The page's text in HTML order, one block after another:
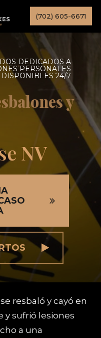
(702) 605-6671
DEDICADOS A
PERSONALES
DISPONIBLES 24/7
y
NV
resbaló y cayó en
y sufrió lesiones
a una